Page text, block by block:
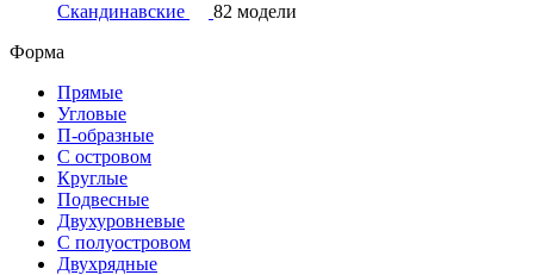
Скандинавские
82 модели
Форма
Прямые
Угловые
П-образные
С островом
Круглые
Подвесные
Двухуровневые
С полуостровом
Двухрядные